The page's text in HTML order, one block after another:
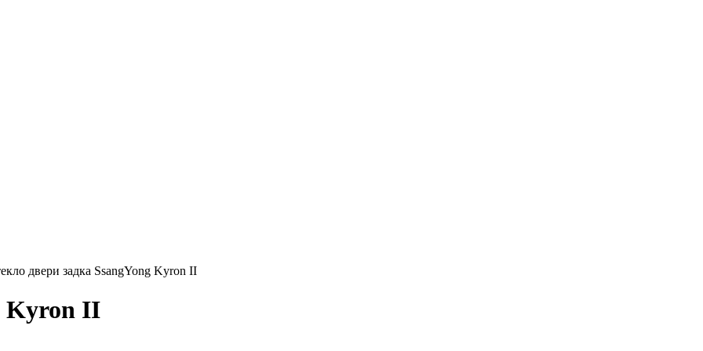
двери задка SsangYong Kyron II
Kyron II